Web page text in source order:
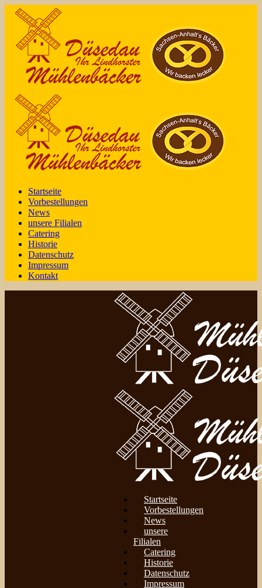
Startseite
Vorbestellungen
News
unsere Filialen
Catering
Historie
Datenschutz
Impressum
Kontakt
Startseite
Vorbestellungen
News
unsere
Filialen
Catering
Historie
Datenschutz
Impressum